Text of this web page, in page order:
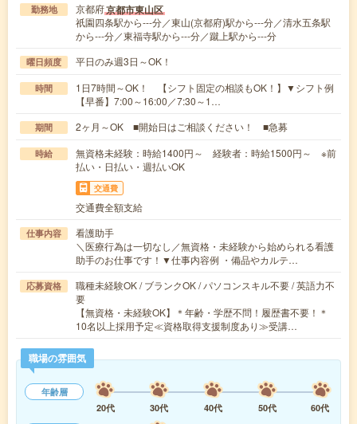
勤務地 京都府京都市東山区
祇園四条駅から---分／東山(京都府)駅から---分／清水五条駅
から---分／東福寺駅から---分／蹴上駅から---分
曜日頻度 平日のみ週3日～OK！
時間
1日7時間～OK！ 【シフト固定の相談もOK！】▼シフト例
【早番】7:00～16:00／7:30～1…
期間 2ヶ月～OK ■開始日はご相談ください！ ■急募
時給
無資格未経験：時給1400円～ 経験者：時給1500円～ ※前
払い・日払い・週払いOK
交通費
交通費全額支給
仕事内容
看護助手
＼医療行為は一切なし／無資格・未経験から始められる看護
助手のお仕事です！▼仕事内容例 ・備品やカルテ…
応募資格
職種未経験OK / ブランクOK / パソコンスキル不要 / 英語力不
要
【無資格・未経験OK】＊年齢・学歴不問！履歴書不要！＊
10名以上採用予定≪資格取得支援制度あり≫受講…
職場の雰囲気
年齢層
20代
30代 40代 50代
60代